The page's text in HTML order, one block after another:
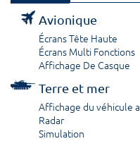
Avionique
Écrans Tête Haute
Écrans Multi Fonctions
Affichage De Casque
Terre et mer
Affichage du véhicule
Radar
Simulation